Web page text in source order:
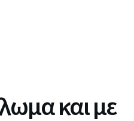
και με